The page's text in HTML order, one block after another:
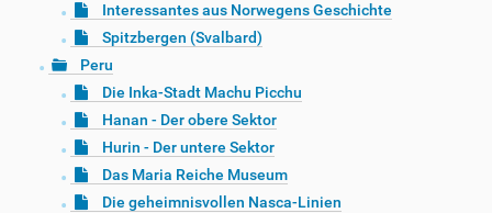
Interessantes aus Norwegens Geschichte
Spitzbergen (Svalbard)
Peru
Die Inka-Stadt Machu Picchu
Hanan - Der obere Sektor
Hurin - Der untere Sektor
Das Maria Reiche Museum
Die geheimnisvollen Nasca-Linien